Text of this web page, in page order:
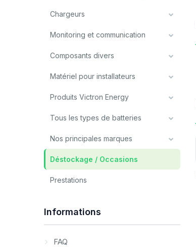
Chargeurs
Monitoring et communication
Composants divers
Matériel pour installateurs
Produits Victron Energy
Tous les types de batteries
Nos principales marques
Déstockage / Occasions
Prestations
Informations
FAQ